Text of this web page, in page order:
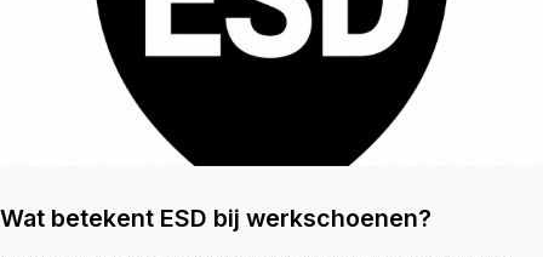
Wat betekent ESD bij werkschoenen?